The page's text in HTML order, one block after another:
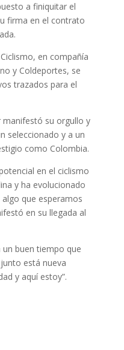
a finiquitar el
firma en el contrato
en compañía
y Coldeportes, se
trazados para el
manifestó su orgullo y
seleccionado y a un
como Colombia.
en el ciclismo
y ha evolucionado
que esperamos
en su llegada al
un buen tiempo que
está nueva
y aquí estoy”.